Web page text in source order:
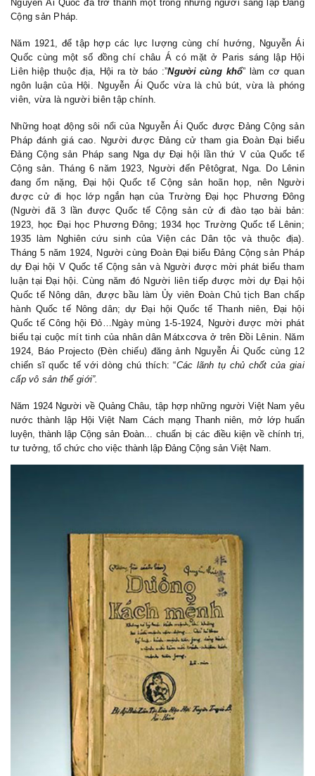
Nguyễn Ái Quốc đã trở thành một trong những người sáng lập Đảng
Cộng sản Pháp.
Năm 1921, để tập hợp các lực lượng cùng chí hướng, Nguyễn Ái
Quốc cùng một số đồng chí châu Á có mặt ở Paris sáng lập Hội
Liên hiệp thuộc địa, Hội ra tờ báo :”Người cùng khổ” làm cơ quan
ngôn luận của Hội. Nguyễn Ái Quốc vừa là chủ bút, vừa là phóng
viên, vừa là người biên tập chính.
Những hoạt động sôi nổi của Nguyễn Ái Quốc được Đảng Cộng sản
Pháp đánh giá cao. Người được Đảng cử tham gia Đoàn Đại biểu
Đảng Cộng sản Pháp sang Nga dự Đại hội lần thứ V của Quốc tế
Cộng sản. Tháng 6 năm 1923, Người đến Pêtôgrat, Nga. Do Lênin
đang ốm nặng, Đại hội Quốc tế Cộng sản hoãn họp, nên Người
được cử đi học lớp ngắn hạn của Trường Đại học Phương Đông
(Người đã 3 lần được Quốc tế Cộng sản cử đi đào tạo bài bản:
1923, học Đại học Phương Đông; 1934 học Trường Quốc tế Lênin;
1935 làm Nghiên cứu sinh của Viện các Dân tộc và thuộc địa).
Tháng 5 năm 1924, Người cùng Đoàn Đại biểu Đảng Cộng sản Pháp
dự Đại hội V Quốc tế Cộng sản và Người được mời phát biểu tham
luận tại Đại hội. Cùng năm đó Người liên tiếp được mời dự Đại hội
Quốc tế Nông dân, được bầu làm Ủy viên Đoàn Chủ tịch Ban chấp
hành Quốc tế Nông dân; dự Đại hội Quốc tế Thanh niên, Đại hội
Quốc tế Công hội Đỏ…Ngày mùng 1-5-1924, Người được mời phát
biểu tại cuộc mít tinh của nhân dân Mátxcơva ở trên Đồi Lênin. Năm
1924, Báo Projecto (Đèn chiếu) đăng ảnh Nguyễn Ái Quốc cùng 12
chiến sĩ quốc tế với dòng chú thích: “Các lãnh tụ chủ chốt của giai
cấp vô sản thế giới”.
Năm 1924 Người về Quảng Châu, tập hợp những người Việt Nam yêu
nước thành lập Hội Việt Nam Cách mạng Thanh niên, mở lớp huấn
luyện, thành lập Cộng sản Đoàn... chuẩn bị các điều kiện về chính trị,
tư tưởng, tổ chức cho việc thành lập Đảng Cộng sản Việt Nam.